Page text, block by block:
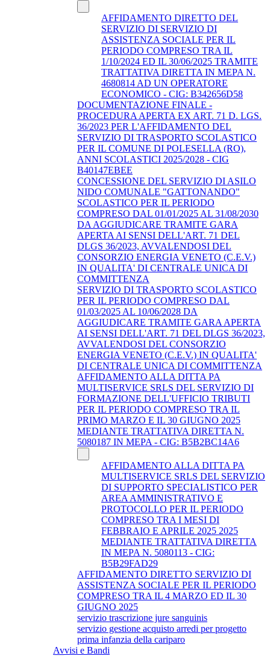
AFFIDAMENTO DIRETTO DEL
SERVIZIO DI SERVIZIO DI
ASSISTENZA SOCIALE PER IL
PERIODO COMPRESO TRA IL
1/10/2024 ED IL 30/06/2025 TRAMITE
TRATTATIVA DIRETTA IN MEPA N.
4680814 AD UN OPERATORE
ECONOMICO - CIG: B342656D58
DOCUMENTAZIONE FINALE -
PROCEDURA APERTA EX ART. 71 D. LGS.
36/2023 PER L'AFFIDAMENTO DEL
SERVIZIO DI TRASPORTO SCOLASTICO
PER IL COMUNE DI POLESELLA (RO),
ANNI SCOLASTICI 2025/2028 - CIG
B40147EBEE
CONCESSIONE DEL SERVIZIO DI ASILO
NIDO COMUNALE "GATTONANDO"
SCOLASTICO PER IL PERIODO
COMPRESO DAL 01/01/2025 AL 31/08/2030
DA AGGIUDICARE TRAMITE GARA
APERTA AI SENSI DELL'ART. 71 DEL
DLGS 36/2023, AVVALENDOSI DEL
CONSORZIO ENERGIA VENETO (C.E.V.)
IN QUALITA' DI CENTRALE UNICA DI
COMMITTENZA
SERVIZIO DI TRASPORTO SCOLASTICO
PER IL PERIODO COMPRESO DAL
01/03/2025 AL 10/06/2028 DA
AGGIUDICARE TRAMITE GARA APERTA
AI SENSI DELL'ART. 71 DEL DLGS 36/2023,
AVVALENDOSI DEL CONSORZIO
ENERGIA VENETO (C.E.V.) IN QUALITA'
DI CENTRALE UNICA DI COMMITTENZA
AFFIDAMENTO ALLA DITTA PA
MULTISERVICE SRLS DEL SERVIZIO DI
FORMAZIONE DELL'UFFICIO TRIBUTI
PER IL PERIODO COMPRESO TRA IL
PRIMO MARZO E IL 30 GIUGNO 2025
MEDIANTE TRATTATIVA DIRETTA N.
5080187 IN MEPA - CIG: B5B2BC14A6
AFFIDAMENTO ALLA DITTA PA
MULTISERVICE SRLS DEL SERVIZIO
DI SUPPORTO SPECIALISTICO PER
AREA AMMINISTRATIVO E
PROTOCOLLO PER IL PERIODO
COMPRESO TRA I MESI DI
FEBBRAIO E APRILE 2025 2025
MEDIANTE TRATTATIVA DIRETTA
IN MEPA N. 5080113 - CIG:
B5B29FAD29
AFFIDAMENTO DIRETTO SERVIZIO DI
ASSISTENZA SOCIALE PER IL PERIODO
COMPRESO TRA IL 4 MARZO ED IL 30
GIUGNO 2025
servizio trascrizione jure sanguinis
servizio gestione acquisto arredi per progetto
prima infanzia della cariparo
Avvisi e Bandi